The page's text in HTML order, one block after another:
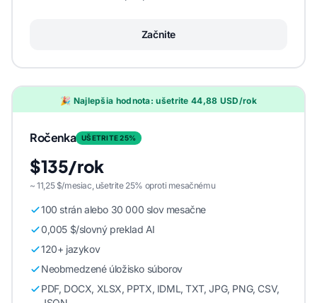
Začnite
🎉 Najlepšia hodnota: ušetrite 44,88 USD/rok
Ročenka UŠETRITE 25%
$135/rok
~ 11,25 $/mesiac, ušetrite 25% oproti mesačnému
100 strán alebo 30 000 slov mesačne
0,005 $/slovný preklad AI
120+ jazykov
Neobmedzené úložisko súborov
PDF, DOCX, XLSX, PPTX, IDML, TXT, JPG, PNG, CSV,